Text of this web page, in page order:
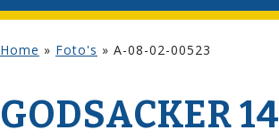
Home » Foto's » A-08-02-00523
GODSACKER 14